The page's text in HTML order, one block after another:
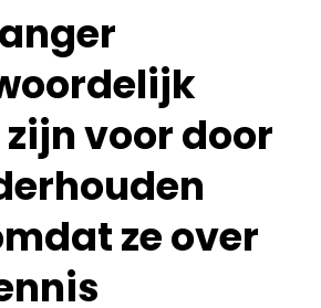
voor door
ze over